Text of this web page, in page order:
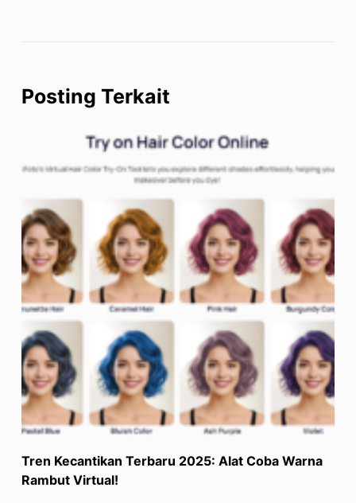
Posting Terkait
Tren Kecantikan Terbaru 2025: Alat Coba Warna
Rambut Virtual!